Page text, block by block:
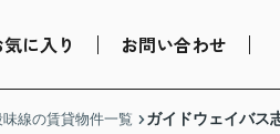
気に入り お問い合わせ
線の賃貸物件一覧 ガイドウェイバス